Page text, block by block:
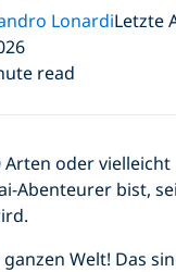
LonardiLetzte
read
oder vielleicht
Abenteurer bist,
Welt! Das